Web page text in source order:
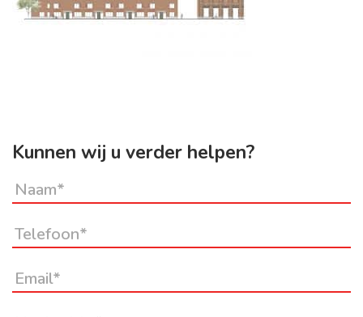
Kunnen wij u verder helpen?